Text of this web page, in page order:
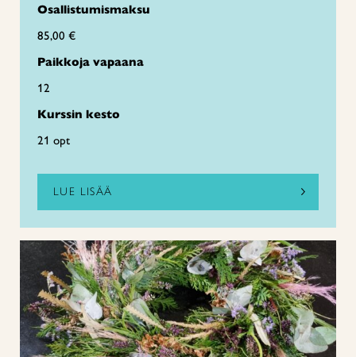
Osallistumismaksu
85,00 €
Paikkoja vapaana
12
Kurssin kesto
21 opt
LUE LISÄÄ